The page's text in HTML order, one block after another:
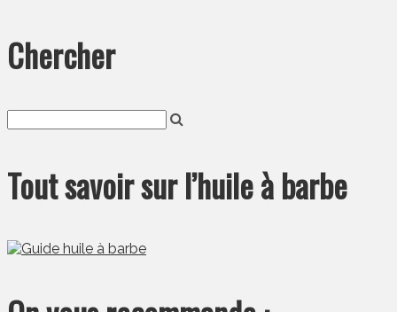
Chercher
Tout savoir sur l’huile à barbe